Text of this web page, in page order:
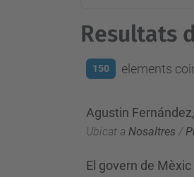
Resultats
150 elements
Agustin
Ubicat a Nosaltres /
El govern de